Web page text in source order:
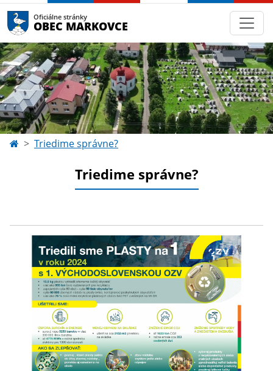
Oficiálne stránky
OBEC MARKOVCE
Triedime správne?
Triedime správne?